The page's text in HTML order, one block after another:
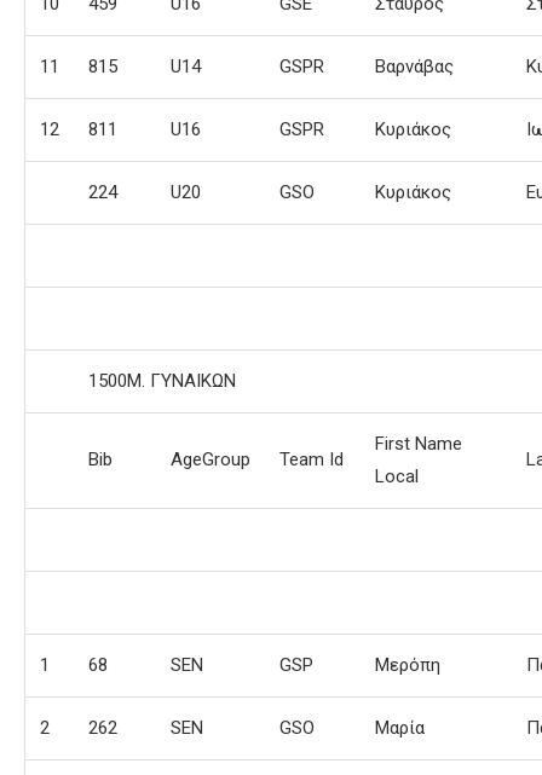
11 815 U14 GSPR Βαρνάβας
12 811 U16 GSPR Κυριάκος
224 U20 GSO Κυριάκος
1500Μ. ΓΥΝΑΙΚΩΝ
Bib AgeGroup Team Id
First Name
Local
1 68 SEN GSP Μερόπη
2 262 SEN GSO Μαρία